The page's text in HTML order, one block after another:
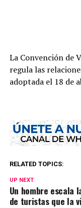
La Convención de
regula las
adoptada el 18 de
RELATED TOPICS:
UP NEXT
Un hombre escala
de turistas que la